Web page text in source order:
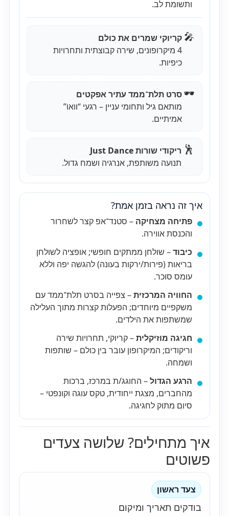
ותשומת לב.
🎤 קריוקי שמרים את כולם
4 מיקרופונים, שירה קבוצתית ותחרויות
כיפיות.
🕶️ סרט תלת־ממד עתיר אפקטים
מותאם גיל ותחומי עניין – רגעי “וואו”
אמיתיים.
🕺 ריקודי שורות Just Dance
תנועה משותפת, אנרגיה ושמח גדול.
איך זה נראה בזמן אמת?
פתיחה מצחיקה – סטנד־אפ קצר לשחרור
והכנסת אווירה.
כיבוד– שולחן ממתקים חופשי; אופציה לשולחן
בריאות (פירות/ירקות בעונה) להגשה יפה וללא
עומס סוכר.
החוויה המרכזית– צפייה בסרט תלת־ממד עם
משקפיים מיוחדים; הפעלות קצרות מתוך העלילה
שמשתפות את הילדים.
חגיגה מוזיקלית– קריוקי, תחרויות שירה
וריקודים; המיקרופון עובר בין כולם – שותפות
ושמחה.
הרגע הגדול– החוגג/ת במרכז, ברכות
מהחברים, מצגת ייחודית, טקס עוגה וקונפטי –
סיום מתוק לחגיגה.
איך מתחילים? שלושה צעדים
פשוטים
צעד ראשון
בודקים תאריך ומיקום